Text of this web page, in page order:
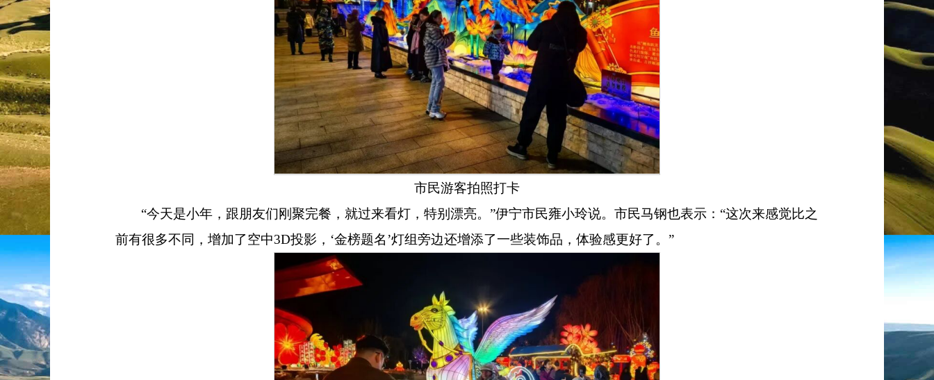
市民游客拍照打卡
“今天是小年，跟朋友们刚聚完餐，就过来看灯，特别漂亮。”伊宁市民雍小玲说。市民马钢也表示： “这次来感觉比之
前有很多不同，增加了空中3D投影， ‘金榜题名’灯组旁边还增添了一些装饰品，体验感更好了。 ”